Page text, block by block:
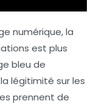
numérique, la
est plus
bleu de
légitimité sur les
prennent de